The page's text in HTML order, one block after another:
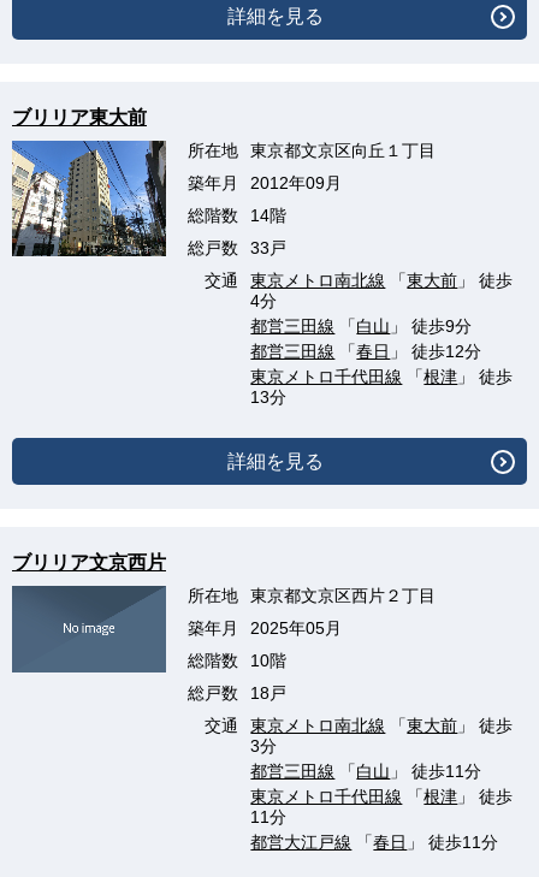
詳細を見る
ブリリア東大前
所在地
東京都文京区向丘１丁目
築年月
2012年09月
総階数
14階
総戸数
33戸
交通
東京メトロ南北線 「東大前 」 徒歩
4分
都営三田線 「白山 」 徒歩9分
都営三田線 「春日 」 徒歩12分
東京メトロ千代田線 「根津 」 徒歩
13分
詳細を見る
ブリリア文京西片
所在地
東京都文京区西片２丁目
築年月
2025年05月
総階数
10階
総戸数
18戸
交通
東京メトロ南北線 「東大前 」 徒歩
3分
都営三田線 「白山 」 徒歩11分
東京メトロ千代田線 「根津 」 徒歩
11分
都営大江戸線 「春日 」 徒歩11分